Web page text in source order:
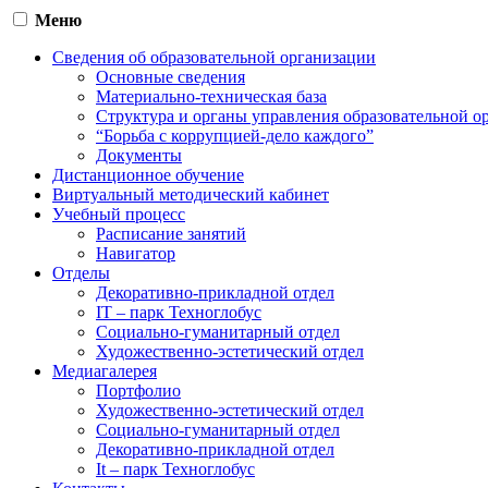
Меню
Сведения об образовательной организации
Основные сведения
Материально-техническая база
Структура и органы управления образовательной
“Борьба с коррупцией-дело каждого”
Документы
Дистанционное обучение
Виртуальный методический кабинет
Учебный процесс
Расписание занятий
Навигатор
Отделы
Декоративно-прикладной отдел
IT – парк Техноглобус
Социально-гуманитарный отдел
Художественно-эстетический отдел
Медиагалерея
Портфолио
Художественно-эстетический отдел
Социально-гуманитарный отдел
Декоративно-прикладной отдел
It – парк Техноглобус